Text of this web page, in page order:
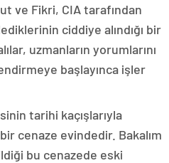
ve Fikri, CIA tarafından
ciddiye alındığı bir
uzmanların yorumlarını
başlayınca işler
tarihi kaçışlarıyla
cenaze evindedir. Bakalım
bu cenazede eski